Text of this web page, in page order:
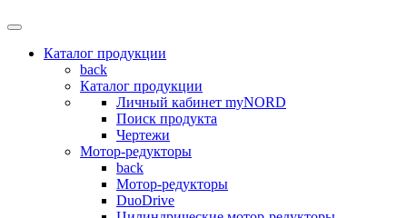
Каталог продукции
back
Каталог продукции
Личный кабинет myNORD
Поиск продукта
Чертежи
Мотор-редукторы
back
Мотор-редукторы
DuoDrive